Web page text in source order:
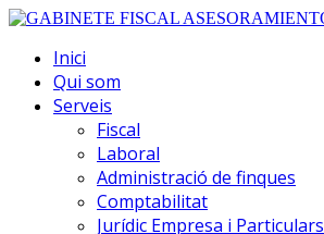
Inici
Qui som
Serveis
Fiscal
Laboral
Administració de finques
Comptabilitat
Jurídic Empresa i Particulars